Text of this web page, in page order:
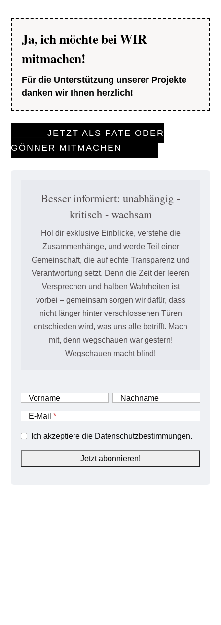
Ja, ich möchte bei WIR
mitmachen!
Für die Unterstützung unserer Projekte
danken wir Ihnen herzlich!
JETZT ALS PATE ODER
GÖNNER MITMACHEN
Besser informiert: unabhängig -
kritisch - wachsam
Hol dir exklusive Einblicke, verstehe die
Zusammenhänge, und werde Teil einer
Gemeinschaft, die auf echte Transparenz und
Verantwortung setzt. Denn die Zeit der leeren
Versprechen und halben Wahrheiten ist
vorbei – gemeinsam sorgen wir dafür, dass
nicht länger hinter verschlossenen Türen
entschieden wird, was uns alle betrifft. Mach
mit, denn wegschauen war gestern!
Wegschauen macht blind!
Vorname Nachname
E-Mail
Ich akzeptiere die Datenschutzbestimmungen.